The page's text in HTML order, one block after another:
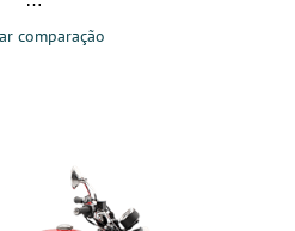
comparação